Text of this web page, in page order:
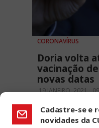
CORONAVÍRUS
Doria volta
vacinação
novas datas
19 JANEIRO, 2021 -
Cadastre-se e
novidades da